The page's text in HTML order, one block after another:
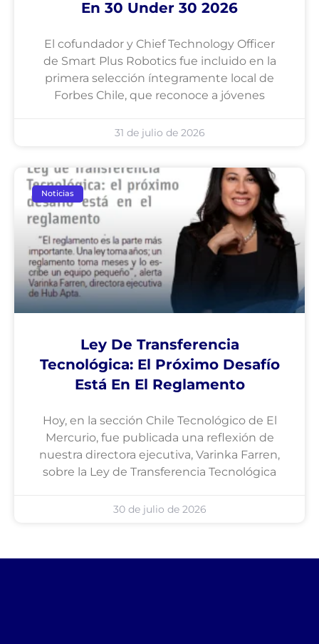
En 30 Under 30 2026
El cofundador y Chief Technology Officer
de Smart Plus Robotics fue incluido en la
primera selección íntegramente local de
Forbes Chile, que reconoce a jóvenes
31 de julio de 2026
Noticias
Ley De Transferencia
Tecnológica: El Próximo Desafío
Está En El Reglamento
Hoy, en la sección Chile Tecnológico de El
Mercurio, fue publicada una reflexión de
nuestra directora ejecutiva, Varinka Farren,
sobre la Ley de Transferencia Tecnológica
30 de julio de 2026